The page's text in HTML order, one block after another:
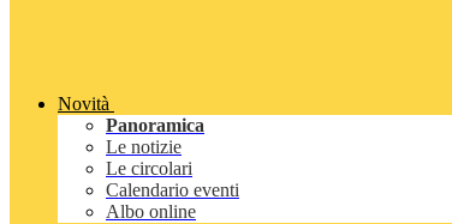
Novità
Panoramica
Le notizie
Le circolari
Calendario eventi
Albo online